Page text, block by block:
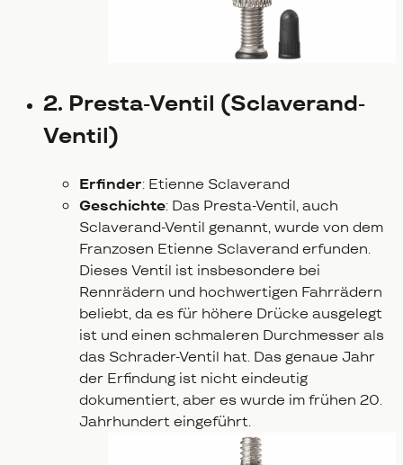
2. Presta-Ventil (Sclaverand-
Ventil)
Erfinder: Etienne Sclaverand
Geschichte: Das Presta-Ventil, auch
Sclaverand-Ventil genannt, wurde von dem
Franzosen Etienne Sclaverand erfunden.
Dieses Ventil ist insbesondere bei
Rennrädern und hochwertigen Fahrrädern
beliebt, da es für höhere Drücke ausgelegt
ist und einen schmaleren Durchmesser als
das Schrader-Ventil hat. Das genaue Jahr
der Erfindung ist nicht eindeutig
dokumentiert, aber es wurde im frühen 20.
Jahrhundert eingeführt.